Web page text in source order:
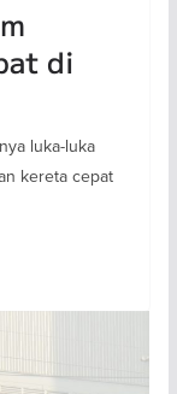
di
luka-luka
kereta cepat